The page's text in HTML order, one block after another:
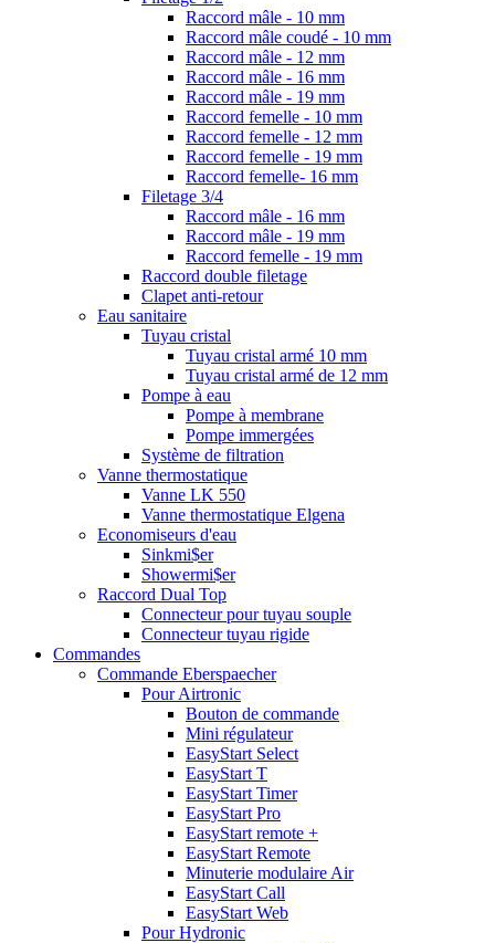
Raccord mâle - 10 mm
Raccord mâle coudé - 10 mm
Raccord mâle - 12 mm
Raccord mâle - 16 mm
Raccord mâle - 19 mm
Raccord femelle - 10 mm
Raccord femelle - 12 mm
Raccord femelle - 19 mm
Raccord femelle- 16 mm
Filetage 3/4
Raccord mâle - 16 mm
Raccord mâle - 19 mm
Raccord femelle - 19 mm
Raccord double filetage
Clapet anti-retour
Eau sanitaire
Tuyau cristal
Tuyau cristal armé 10 mm
Tuyau cristal armé de 12 mm
Pompe à eau
Pompe à membrane
Pompe immergées
Système de filtration
Vanne thermostatique
Vanne LK 550
Vanne thermostatique Elgena
Economiseurs d'eau
Sinkmi$er
Showermi$er
Raccord Dual Top
Connecteur pour tuyau souple
Connecteur tuyau rigide
Commandes
Commande Eberspaecher
Pour Airtronic
Bouton de commande
Mini régulateur
EasyStart Select
EasyStart T
EasyStart Timer
EasyStart Pro
EasyStart remote +
EasyStart Remote
Minuterie modulaire Air
EasyStart Call
EasyStart Web
Pour Hydronic